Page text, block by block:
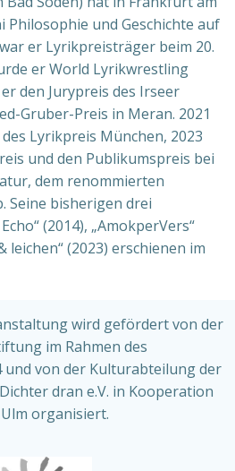
Philosophie und Geschichte auf
er Lyrikpreisträger beim 20.
er World Lyrikwrestling
den Jurypreis des Irseer
Gruber-Preis in Meran. 2021
Lyrikpreis München, 2023
und den Publikumspreis bei
dem renommierten
Seine bisherigen drei
(2014), „AmokperVers“
leichen“ (2023) erschienen im
wird gefördert von der
im Rahmen des
von der Kulturabteilung der
dran e.V. in Kooperation
organisiert.